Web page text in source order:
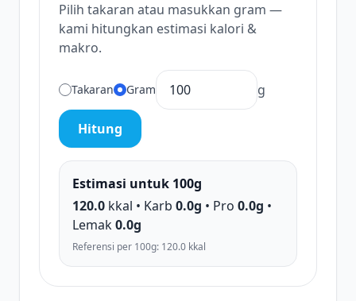
Pilih takaran atau masukkan gram —
kami hitungkan estimasi kalori &
makro.
Takaran Gram g
Hitung
Estimasi untuk 100g
120.0 kkal • Karb 0.0g • Pro 0.0g •
Lemak0.0g
Referensi per 100g: 120.0 kkal